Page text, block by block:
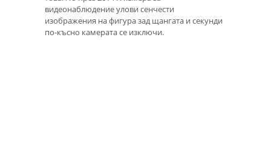
видеонаблюдение улови сенчести
изображения на фигура зад щангата и секунди
по-късно камерата се изключи.